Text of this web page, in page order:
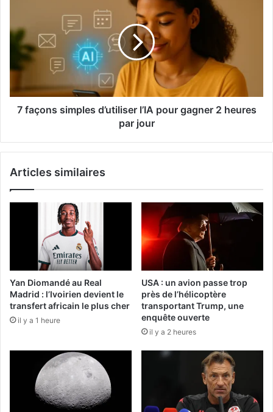
7 façons simples d’utiliser l’IA pour gagner 2 heures
par jour
Articles similaires
Yan Diomandé au Real
Madrid : l’Ivoirien devient le
transfert africain le plus cher
il y a 1 heure
USA : un avion passe trop
près de l’hélicoptère
transportant Trump, une
enquête ouverte
il y a 2 heures